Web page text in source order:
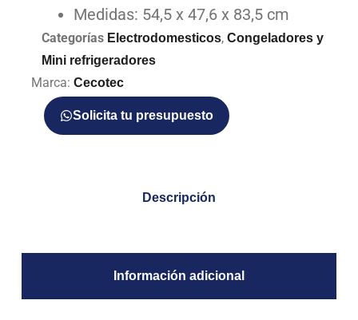
Medidas: 54,5 x 47,6 x 83,5 cm
Categorías Electrodomesticos, Congeladores y
Mini refrigeradores
Marca: Cecotec
Solicita tu presupuesto
Descripción
Información adicional